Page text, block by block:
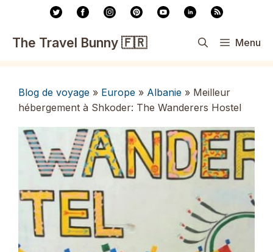
contenu
The Travel Bunny 🇫🇷 Menu
Blog de voyage » Europe » Albanie » Meilleur
hébergement à Shkoder: The Wanderers Hostel